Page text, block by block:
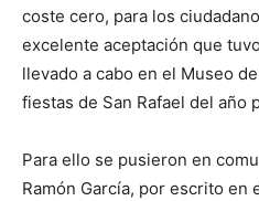
coste cero, para los
excelente aceptación que
llevado a cabo en el Museo
fiestas de San Rafael del año
Para ello se pusieron en
Ramón García, por escrito en